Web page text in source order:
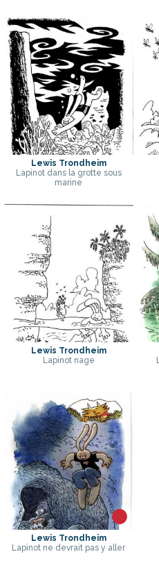
Lewis Trondheim
Lapinot dans la grotte sous
marine
Lewis Trondheim
Lapinot nage
Lewis Trondheim
Lapinot ne devrait pas y aller